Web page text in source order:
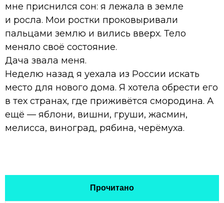
мне приснился сон: я лежала в земле
и росла. Мои ростки проковыривали
пальцами землю и вились вверх. Тело
меняло своё состояние.
Дача звала меня.
Неделю назад я уехала из России искать
место для нового дома. Я хотела обрести его
в тех странах, где приживётся смородина. А
ещё — яблони, вишни, груши, жасмин,
мелисса, виноград, рябина, черёмуха.
Прочитано